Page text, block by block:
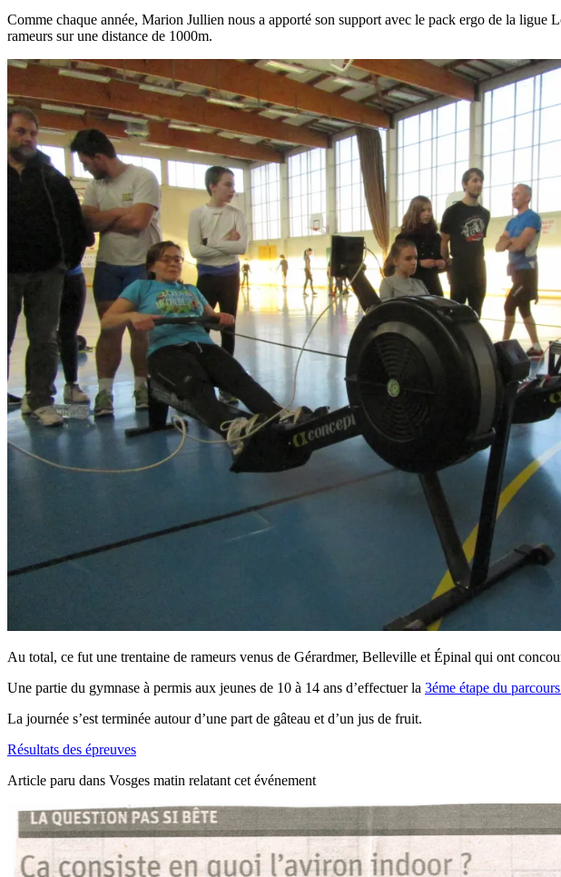
Comme chaque année, Marion Jullien nous a apporté son support avec le pack ergo de la
rameurs sur une distance de 1000m.
Au total, ce fut une trentaine de rameurs venus de Gérardmer, Belleville et Épinal qui ont
Une partie du gymnase à permis aux jeunes de 10 à 14 ans d’effectuer la 3éme étape du
La journée s’est terminée autour d’une part de gâteau et d’un jus de fruit.
Résultats des épreuves
Article paru dans Vosges matin relatant cet événement